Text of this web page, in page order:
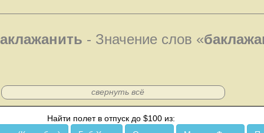
- Значение слов «
свернуть всё
Найти полет в отпуск до $100 из: